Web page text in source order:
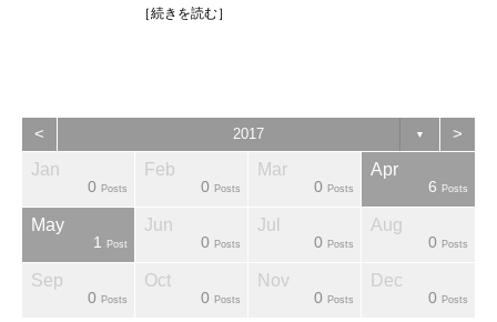
［続きを読む］
< 2017 ▼ >
Jan
0 Posts
Feb
0 Posts
Mar
0 Posts
Apr
6 Posts
May
1 Post
Jun
0 Posts
Jul
0 Posts
Aug
0 Posts
Sep
0 Posts
Oct
0 Posts
Nov
0 Posts
Dec
0 Posts